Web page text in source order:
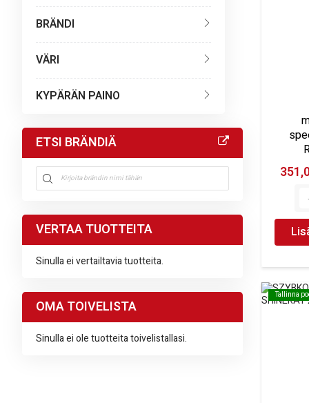
Tallinna
Tallinna
BRÄNDI
VÄRI
KYPÄRÄN PAINO
ETSI BRÄNDIÄ
VERTAA TUOTTEITA
Sinulla ei vertailtavia tuotteita.
OMA TOIVELISTA
Sinulla ei ole tuotteita toivelistallasi.